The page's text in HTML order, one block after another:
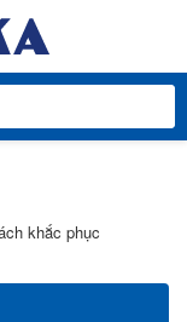
Kho
khắc phục